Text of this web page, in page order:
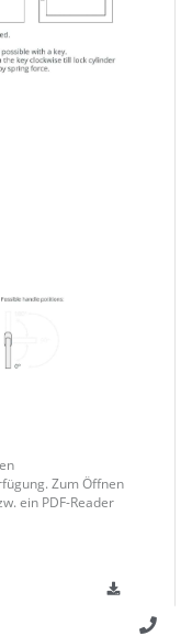
Zum Öffnen
ein PDF-Reader